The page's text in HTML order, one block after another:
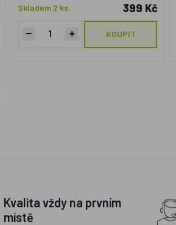
Skladem 2 ks
399 Kč
KOUPIT
Kvalita vždy na prvním
místě